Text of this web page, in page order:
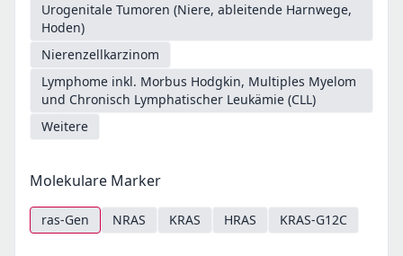
Urogenitale Tumoren (Niere, ableitende Harnwege,
Hoden)
Nierenzellkarzinom
Lymphome inkl. Morbus Hodgkin, Multiples Myelom
und Chronisch Lymphatischer Leukämie (CLL)
Weitere
Molekulare Marker
ras-Gen NRAS KRAS HRAS KRAS-G12C